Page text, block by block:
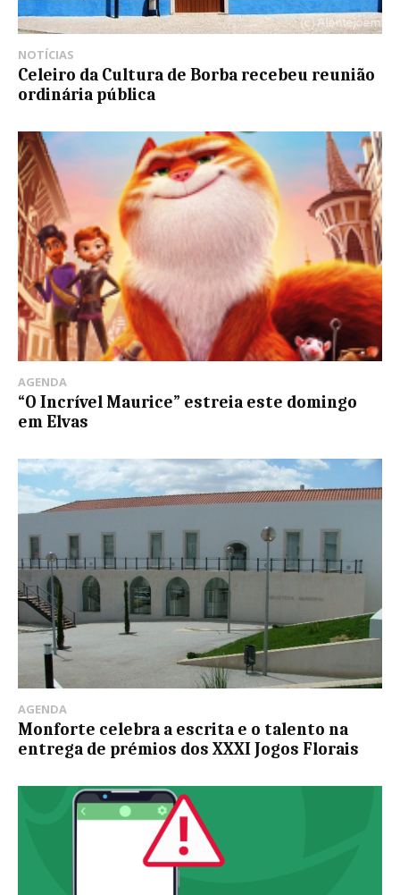
NOTÍCIAS
Celeiro da Cultura de Borba recebeu reunião
ordinária pública
AGENDA
“O Incrível Maurice” estreia este domingo
em Elvas
AGENDA
Monforte celebra a escrita e o talento na
entrega de prémios dos XXXI Jogos Florais